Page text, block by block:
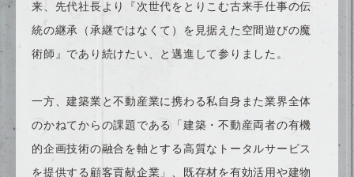
来、先代社長より『次世代をとりこむ古来手仕事の伝
統の継承（承継ではなくて）を見据えた空間遊びの魔
術師』であり続けたい、と邁進して参りました。
一方、建築業と不動産業に携わる私自身また業界全体
のかねてからの課題である「建築・不動産両者の有機
的企画技術の融合を軸とする高質なトータルサービス
を提供する顧客貢献企業」、既存材を有効活用や建物